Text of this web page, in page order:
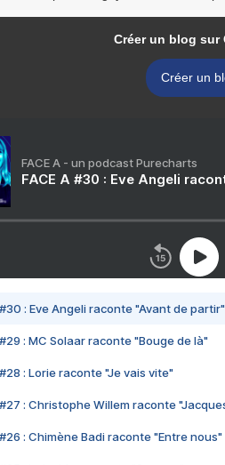
Créer un blog sur
Créer un
FACE A - un podcast Purecharts
FACE A #30 : Eve Angeli
#30 : Eve Angeli raconte "Avant de partir"
#29 : MC Solaar raconte "Bouge de là"
#28 : Lorie raconte "Je vais vite"
#27 : Christophe Willem raconte
#26 : Chimène Badi raconte "Entre nous"